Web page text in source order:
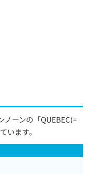
ノーンの「QUEBEC(=
います。